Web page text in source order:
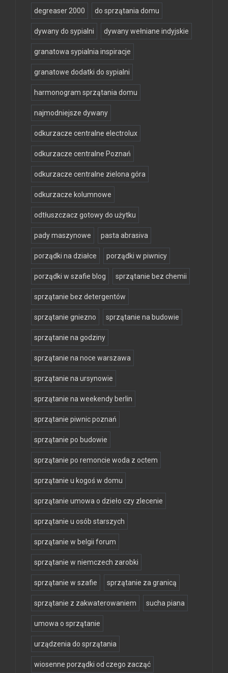
degreaser 2000 do sprzątania domu
dywany do sypialni dywany wełniane indyjskie
granatowa sypialnia inspiracje
granatowe dodatki do sypialni
harmonogram sprzątania domu
najmodniejsze dywany
odkurzacze centralne electrolux
odkurzacze centralne Poznań
odkurzacze centralne zielona góra
odkurzacze kolumnowe
odtłuszczacz gotowy do użytku
pady maszynowe pasta abrasiva
porządki na działce porządki w piwnicy
porządki w szafie blog sprzątanie bez chemii
sprzątanie bez detergentów
sprzątanie gniezno sprzątanie na budowie
sprzątanie na godziny
sprzątanie na noce warszawa
sprzątanie na ursynowie
sprzątanie na weekendy berlin
sprzątanie piwnic poznań
sprzątanie po budowie
sprzątanie po remoncie woda z octem
sprzątanie u kogoś w domu
sprzątanie umowa o dzieło czy zlecenie
sprzątanie u osób starszych
sprzątanie w belgii forum
sprzątanie w niemczech zarobki
sprzątanie w szafie sprzątanie za granicą
sprzątanie z zakwaterowaniem sucha piana
umowa o sprzątanie
urządzenia do sprzątania
wiosenne porządki od czego zacząć